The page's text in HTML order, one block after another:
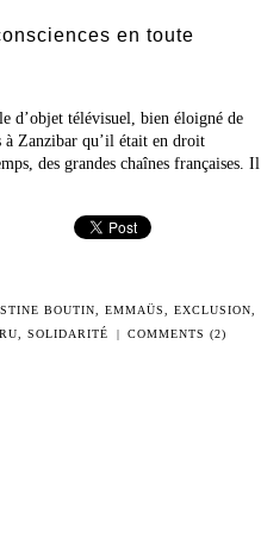
en toute
d’objet télévisuel, bien éloigné de
à Zanzibar qu’il était en droit
des grandes chaînes françaises. Il
BOUTIN ,EMMAÜS ,EXCLUSION
,SOLIDARITÉ | COMMENTS (2)